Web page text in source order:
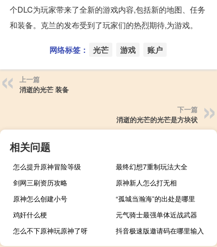
个DLC为玩家带来了全新的游戏内容,包括新的地图、任务
和装备。克兰的发布受到了玩家们的热烈期待,为游戏。
网络标签： 光芒 游戏 账户
上一篇
消逝的光芒 装备
下一篇
消逝的光芒的光芒是方块状
相关问题
怎么提升原神冒险等级
最终幻想7重制玩法大全
剑网三刷资历攻略
原神新人怎么打无相
原神怎么创建小号
“孤城当瀚海”的出处是哪里
鸡奸什么梗
元气骑士最强单体近战武器
怎么不下原神玩原神了呀
抖音极速版邀请码在哪里输入